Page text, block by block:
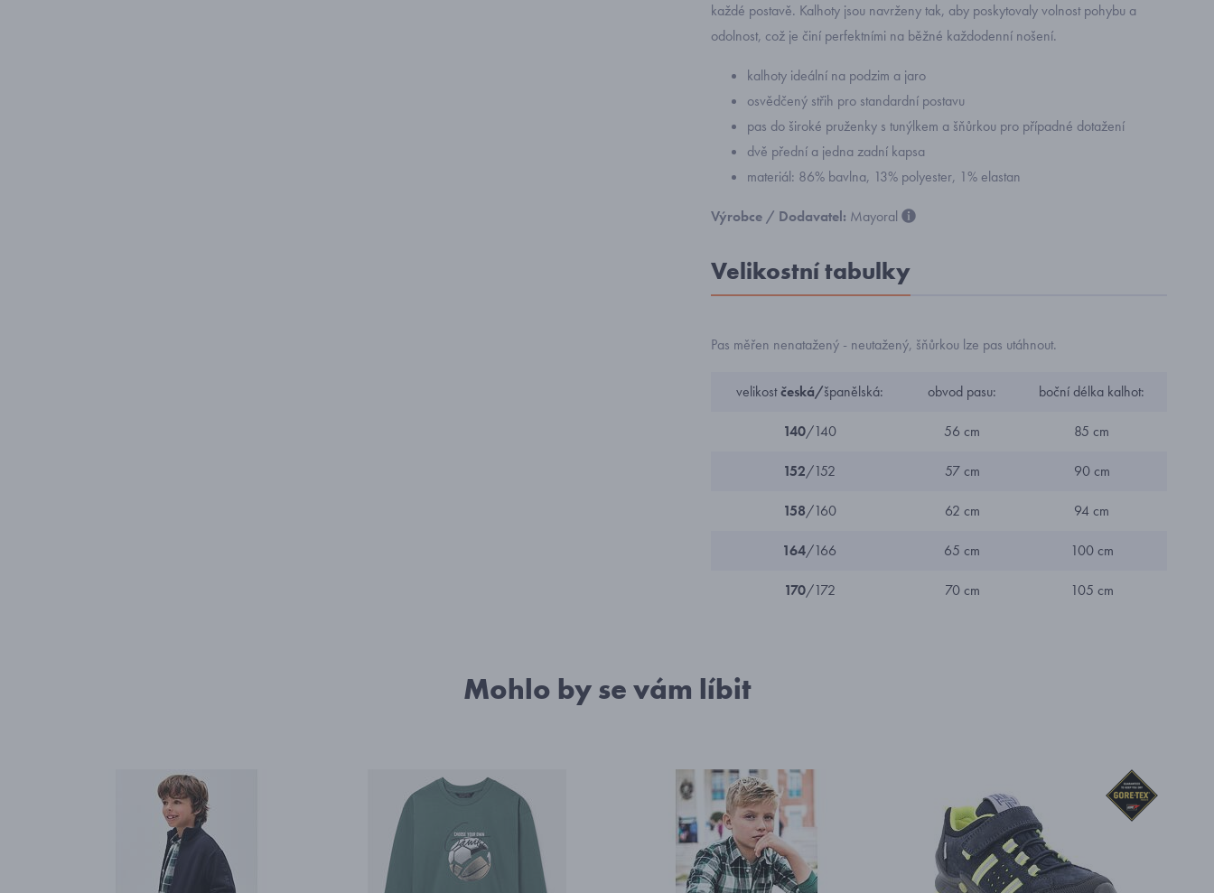
každé postavě. Kalhoty jsou navrženy tak, aby poskytovaly volnost pohybu a
odolnost, což je činí perfektními na běžné každodenní nošení.
kalhoty ideální na podzim a jaro
osvědčený střih pro standardní postavu
pas do široké pruženky s tunýlkem a šňůrkou pro případné dotažení
dvě přední a jedna zadní kapsa
materiál: 86% bavlna, 13% polyester, 1% elastan
Výrobce / Dodavatel: Mayoral
Velikostní tabulky
Pas měřen nenatažený - neutažený, šňůrkou lze pas utáhnout.
velikostčeská/španělská: obvod pasu: boční délka kalhot:
140/140 56 cm 85 cm
152/152 57 cm 90 cm
158/160 62 cm 94 cm
164/166 65 cm 100 cm
170/172 70 cm 105 cm
Mohlo by se vám líbit